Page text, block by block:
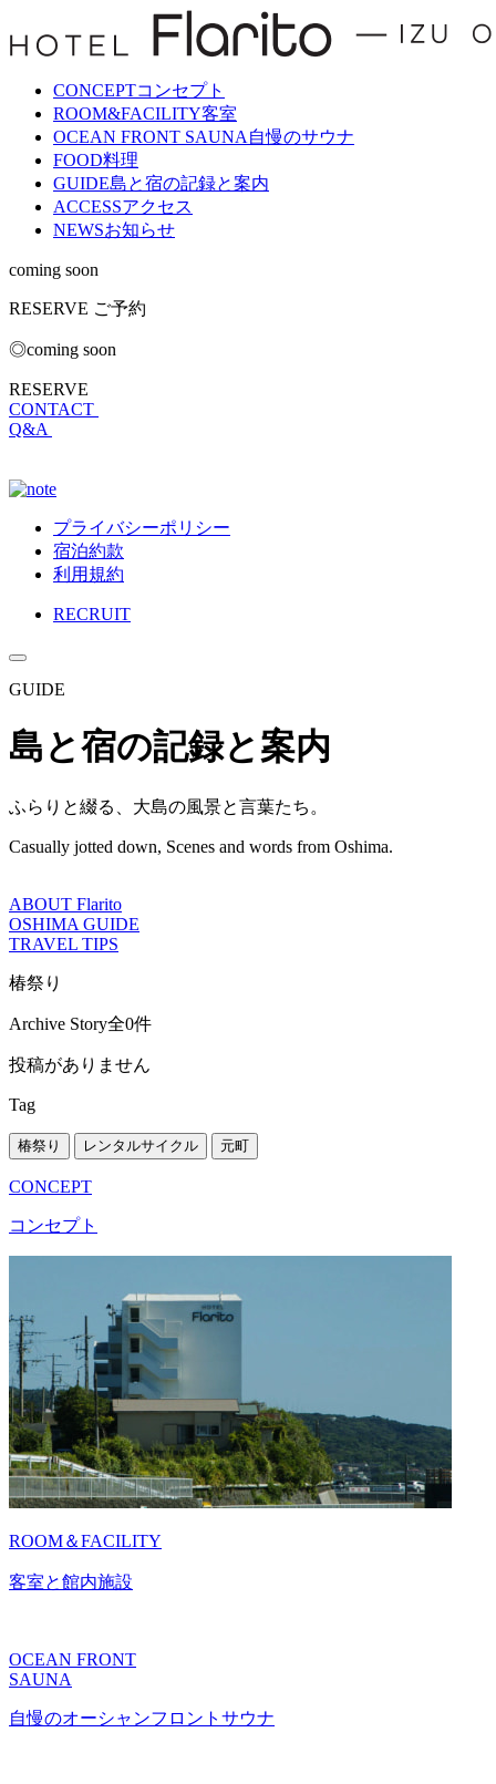
CONCEPTコンセプト
ROOM&FACILITY客室
OCEAN FRONT SAUNA 自慢のサウナ
FOOD料理
GUIDE島と宿の記録と案内
ACCESSアクセス
NEWSお知らせ
coming soon
RESERVE ご予約
◎coming soon
RESERVE
CONTACT
Q&A
プライバシーポリシー
宿泊約款
利用規約
RECRUIT
GUIDE
島と宿の記録と案内
ふらりと綴る、大島の風景と言葉たち。
Casually jotted down, Scenes and words from Oshima.
ABOUT Flarito
OSHIMA GUIDE
TRAVEL TIPS
椿祭り
Archive Story全0件
投稿がありません
Tag
椿祭り レンタルサイクル 元町
CONCEPT
コンセプト
ROOM＆FACILITY
客室と館内施設
OCEAN FRONT
SAUNA
自慢のオーシャンフロントサウナ